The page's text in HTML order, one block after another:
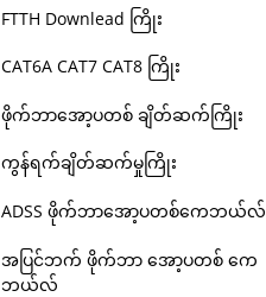
FTTH Downlead ကြိုး
CAT6A CAT7 CAT8 ကြိုး
ဖိုက်ဘာအော့ပတစ် ချိတ်ဆက်ကြိုး
ကွန်ရက်ချိတ်ဆက်မှုကြိုး
ADSS ဖိုက်ဘာအော့ပတစ်ကေဘယ်လ်
အပြင်ဘက် ဖိုက်ဘာ အော့ပတစ် ကေ
ဘယ်လ်